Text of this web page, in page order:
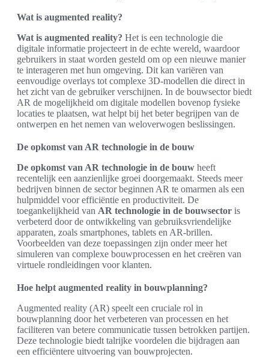
Wat is augmented reality?
Wat is augmented reality? Het is een technologie die
digitale informatie projecteert in de echte wereld, waardoor
gebruikers in staat worden gesteld om op een nieuwe manier
te interageren met hun omgeving. Dit kan variëren van
eenvoudige overlays tot complexe 3D-modellen die direct in
het zicht van de gebruiker verschijnen. In de bouwsector biedt
AR de mogelijkheid om digitale modellen bovenop fysieke
locaties te plaatsen, wat helpt bij het beter begrijpen van de
ontwerpen en het nemen van weloverwogen beslissingen.
De opkomst van AR technologie in de bouw
De opkomst van AR technologie in de bouw heeft
recentelijk een aanzienlijke groei doorgemaakt. Steeds meer
bedrijven binnen de sector beginnen AR te omarmen als een
hulpmiddel voor efficiëntie en productiviteit. De
toegankelijkheid van AR technologie in de bouwsector is
verbeterd door de ontwikkeling van gebruiksvriendelijke
apparaten, zoals smartphones, tablets en AR-brillen.
Voorbeelden van deze toepassingen zijn onder meer het
simuleren van complexe bouwprocessen en het creëren van
virtuele rondleidingen voor klanten.
Hoe helpt augmented reality in bouwplanning?
Augmented reality (AR) speelt een cruciale rol in
bouwplanning door het verbeteren van processen en het
faciliteren van betere communicatie tussen betrokken partijen.
Deze technologie biedt talrijke voordelen die bijdragen aan
een efficiëntere uitvoering van bouwprojecten.